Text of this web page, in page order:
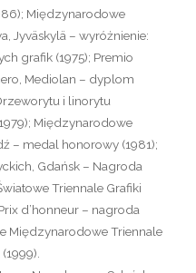
Międzynarodowe
Jyväskylä – wyróżnienie:
grafik (1975); Premio
Mediolan – dyplom
i linorytu
Międzynarodowe
– medal honorowy (1981);
Gdańsk – Nagroda
Triennale Grafiki
d’honneur – nagroda
Międzynarodowe Triennale